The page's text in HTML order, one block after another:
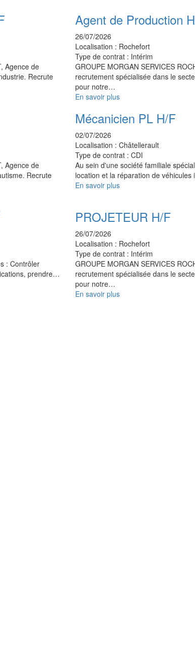
Agence de
Recrute
Agent de Production
26/07/2026
Localisation : Rochefort
Type de contrat : Intérim
GROUPE MORGAN SERVICES
recrutement spécialisée dans le
pour notre…
En savoir plus
Agence de
Recrute
Mécanicien PL H/F
02/07/2026
Localisation : Châtellerault
Type de contrat : CDI
Au sein d'une société familiale
location et la réparation de
En savoir plus
: Contrôler
prendre…
PROJETEUR H/F
26/07/2026
Localisation : Rochefort
Type de contrat : Intérim
GROUPE MORGAN SERVICES
recrutement spécialisée dans le
pour notre…
En savoir plus